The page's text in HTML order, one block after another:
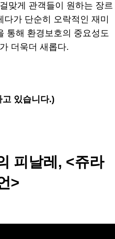
맞게 관객들이 원하는 장르
가 단순히 오락적인 재미
통해 환경보호의 중요성도
더욱더 새롭다.
있습니다.)
피날레, <쥬라
>